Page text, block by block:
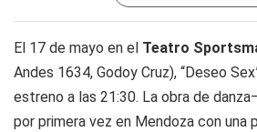
El 17 de mayo en el Teatro
Andes 1634, Godoy Cruz), “Deseo
estreno a las 21:30. La obra de
por primera vez en Mendoza con una